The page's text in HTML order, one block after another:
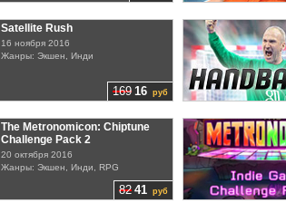
169 16 руб
Satellite Rush
16 ноября 2016
Жанры: Экшен, Инди
82 41 руб
The Metronomicon: Chiptune
Challenge Pack 2
20 октября 2016
Жанры: Экшен, Инди, RPG